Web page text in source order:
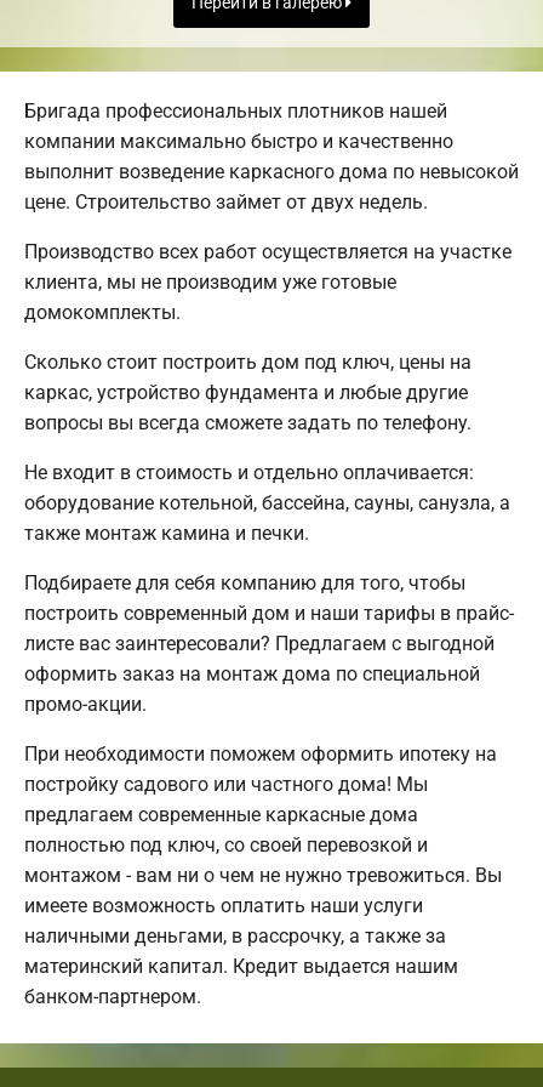
Бригада профессиональных плотников нашей
компании максимально быстро и качественно
выполнит возведение каркасного дома по невысокой
цене. Строительство займет от двух недель.
Производство всех работ осуществляется на участке
клиента, мы не производим уже готовые
домокомплекты.
Сколько стоит построить дом под ключ, цены на
каркас, устройство фундамента и любые другие
вопросы вы всегда сможете задать по телефону.
Не входит в стоимость и отдельно оплачивается:
оборудование котельной, бассейна, сауны, санузла, а
также монтаж камина и печки.
Подбираете для себя компанию для того, чтобы
построить современный дом и наши тарифы в прайс-
листе вас заинтересовали? Предлагаем с выгодной
оформить заказ на монтаж дома по специальной
промо-акции.
При необходимости поможем оформить ипотеку на
постройку садового или частного дома! Мы
предлагаем современные каркасные дома
полностью под ключ, со своей перевозкой и
монтажом - вам ни о чем не нужно тревожиться. Вы
имеете возможность оплатить наши услуги
наличными деньгами, в рассрочку, а также за
материнский капитал. Кредит выдается нашим
банком-партнером.